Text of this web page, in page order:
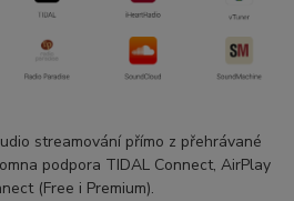
streamování přímo z přehrávané
podpora TIDAL Connect, AirPlay
(Free i Premium).